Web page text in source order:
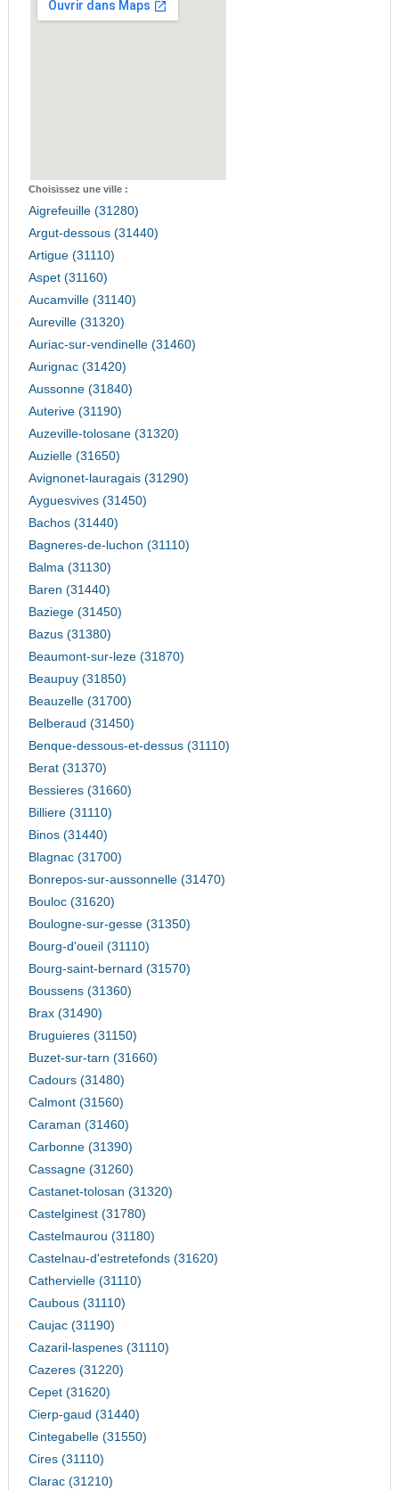
Choisissez une ville :
Aigrefeuille (31280)
Argut-dessous (31440)
Artigue (31110)
Aspet (31160)
Aucamville (31140)
Aureville (31320)
Auriac-sur-vendinelle (31460)
Aurignac (31420)
Aussonne (31840)
Auterive (31190)
Auzeville-tolosane (31320)
Auzielle (31650)
Avignonet-lauragais (31290)
Ayguesvives (31450)
Bachos (31440)
Bagneres-de-luchon (31110)
Balma (31130)
Baren (31440)
Baziege (31450)
Bazus (31380)
Beaumont-sur-leze (31870)
Beaupuy (31850)
Beauzelle (31700)
Belberaud (31450)
Benque-dessous-et-dessus (31110)
Berat (31370)
Bessieres (31660)
Billiere (31110)
Binos (31440)
Blagnac (31700)
Bonrepos-sur-aussonnelle (31470)
Bouloc (31620)
Boulogne-sur-gesse (31350)
Bourg-d'oueil (31110)
Bourg-saint-bernard (31570)
Boussens (31360)
Brax (31490)
Bruguieres (31150)
Buzet-sur-tarn (31660)
Cadours (31480)
Calmont (31560)
Caraman (31460)
Carbonne (31390)
Cassagne (31260)
Castanet-tolosan (31320)
Castelginest (31780)
Castelmaurou (31180)
Castelnau-d'estretefonds (31620)
Cathervielle (31110)
Caubous (31110)
Caujac (31190)
Cazaril-laspenes (31110)
Cazeres (31220)
Cepet (31620)
Cierp-gaud (31440)
Cintegabelle (31550)
Cires (31110)
Clarac (31210)